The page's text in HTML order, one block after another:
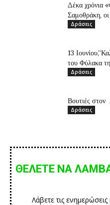
Δέκα χρόνια
Σαμοθράκη,
Δράσεις
13
του Φύλακα
Δράσεις
Βουτιές
Δράσεις
ΘΕΛΕΤΕ ΝΑ
Λάβετε τις